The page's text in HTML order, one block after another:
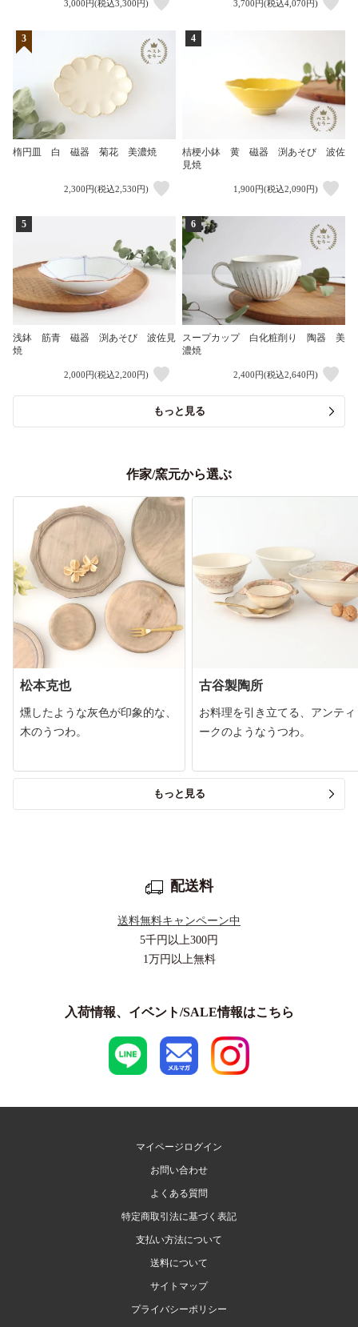
3,000円(税込3,300円) 3,700円(税込4,070円)
3
楕円皿 白 磁器 菊花 美濃焼
2,300円(税込2,530円)
4
桔梗小鉢 黄 磁器 渕あそび 波佐
見焼
1,900円(税込2,090円)
5
浅鉢 筋青 磁器 渕あそび 波佐見
焼
2,000円(税込2,200円)
6
スープカップ 白化粧削り 陶器 美
濃焼
2,400円(税込2,640円)
もっと見る
作家/窯元から選ぶ
松本克也
燻したような灰色が印象的な、
木のうつわ。
古谷製陶所
お料理を引き立てる、アンティ
ークのようなうつわ。
もっと見る
配送料
送料無料キャンペーン中
5千円以上300円
1万円以上無料
入荷情報、イベント/SALE情報はこちら
マイページログイン
お問い合わせ
よくある質問
特定商取引法に基づく表記
支払い方法について
送料について
サイトマップ
プライバシーポリシー